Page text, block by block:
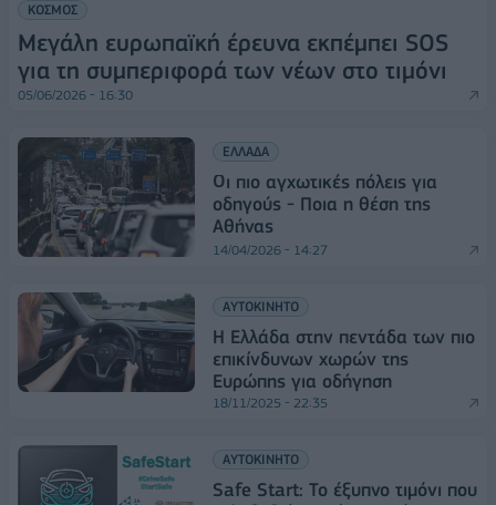
ΚΟΣΜΟΣ
Μεγάλη ευρωπαϊκή έρευνα εκπέμπει SOS
για τη συμπεριφορά των νέων στο τιμόνι
05/06/2026 - 16:30
ΕΛΛΑΔΑ
Οι πιο αγχωτικές πόλεις για
οδηγούς - Ποια η θέση της
Αθήνας
14/04/2026 - 14:27
ΑΥΤΟΚΙΝΗΤΟ
Η Ελλάδα στην πεντάδα των πιο
επικίνδυνων χωρών της
Ευρώπης για οδήγηση
18/11/2025 - 22:35
ΑΥΤΟΚΙΝΗΤΟ
Safe Start: Το έξυπνο τιμόνι που